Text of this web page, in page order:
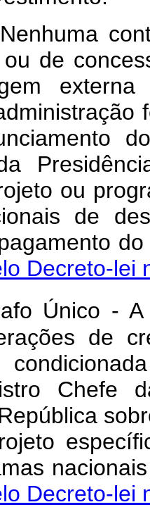
de
ou
de
Decreto-lei
Único - A
de
Chefe
Decreto-lei